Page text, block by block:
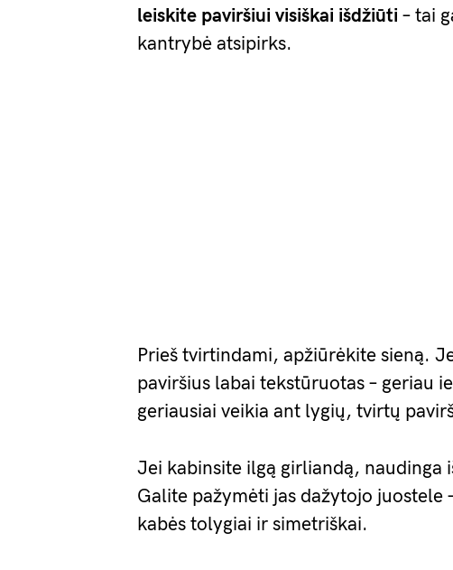
leiskite paviršiui visiškai išdžiūti – tai
kantrybė atsipirks.
Prieš tvirtindami, apžiūrėkite sieną.
paviršius labai tekstūruotas – geriau
geriausiai veikia ant lygių, tvirtų
Jei kabinsite ilgą girliandą, naudinga
Galite pažymėti jas dažytojo
kabės tolygiai ir simetriškai.